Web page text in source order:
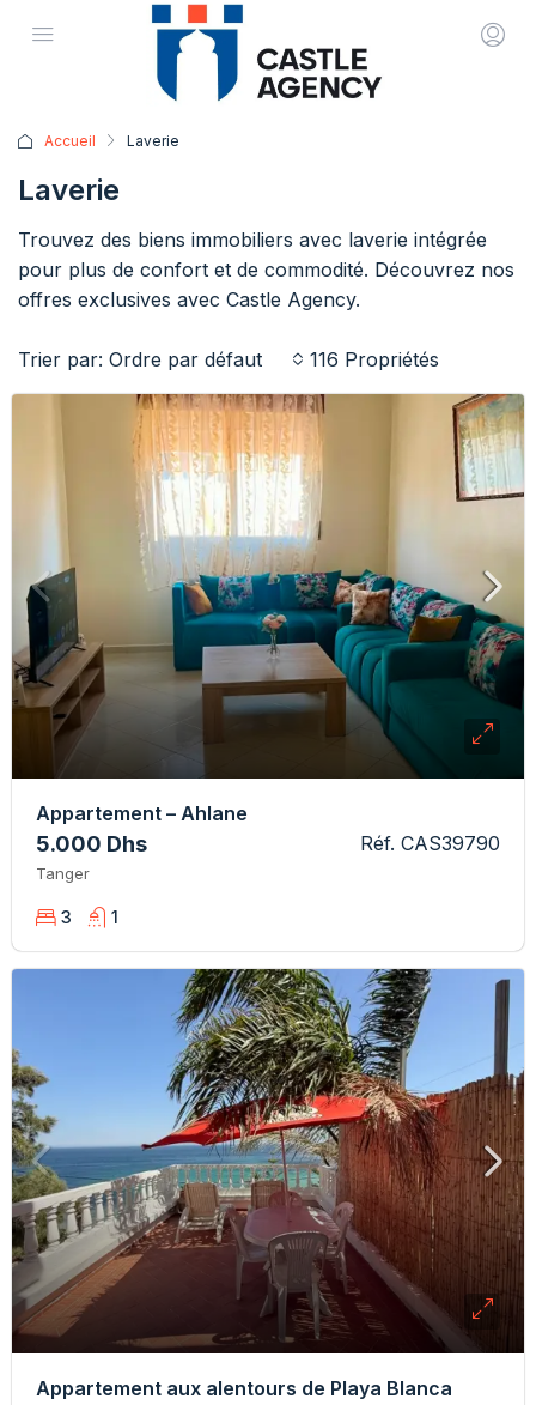
Accueil Laverie
Laverie
Trouvez des biens immobiliers avec laverie intégrée
pour plus de confort et de commodité. Découvrez nos
offres exclusives avec Castle Agency.
116 Propriétés
Trier par: Ordre par défaut
Appartement – Ahlane
5.000 Dhs Réf. CAS39790
Tanger
3 1
Appartement aux alentours de Playa Blanca